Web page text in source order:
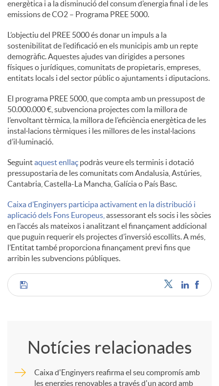
S
o
c
i
a
l
s
energètica i a la disminució del consum d’energia final i de les
emissions de CO2 – Programa PREE 5000.
L’objectiu del PREE 5000 és donar un impuls a la
sostenibilitat de l’edificació en els municipis amb un repte
demogràfic. Aquestes ajudes van dirigides a persones
físiques o jurídiques, comunitats de propietaris, empreses,
entitats locals i del sector públic o ajuntaments i diputacions.
El programa PREE 5000, que compta amb un pressupost de
50.000.000 €, subvenciona projectes com la millora de
l’envoltant tèrmica, la millora de l’eficiència energètica de les
instal·lacions tèrmiques i les millores de les instal·lacions
d’il·luminació.
Seguintaquest enllaç podràs veure els terminis i dotació
pressupostaria de les comunitats com Andalusia, Astúries,
Cantabria, Castella-La Mancha, Galícia o País Basc.
Caixa d’Enginyers participa activament en la distribució i
aplicació dels Fons Europeus, assessorant els socis i les sòcies
en l’accés als mateixos i analitzant el finançament addicional
que puguin requerir els projectes d’inversió escollits. A més,
l’Entitat també proporciona finançament previ fins que
arribin les subvencions públiques.
C
Notícies relacionades
Caixa d'Enginyers reafirma el seu compromís amb
les energies renovables a través d'un acord amb